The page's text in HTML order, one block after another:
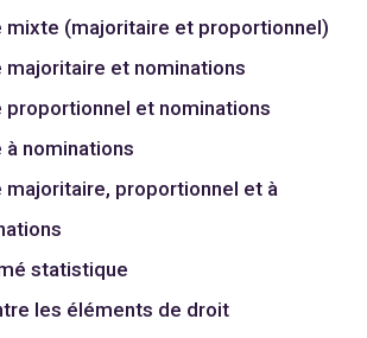
mixte (majoritaire et proportionnel)
majoritaire et nominations
proportionnel et nominations
à nominations
majoritaire, proportionnel et à
statistique
les éléments de droit